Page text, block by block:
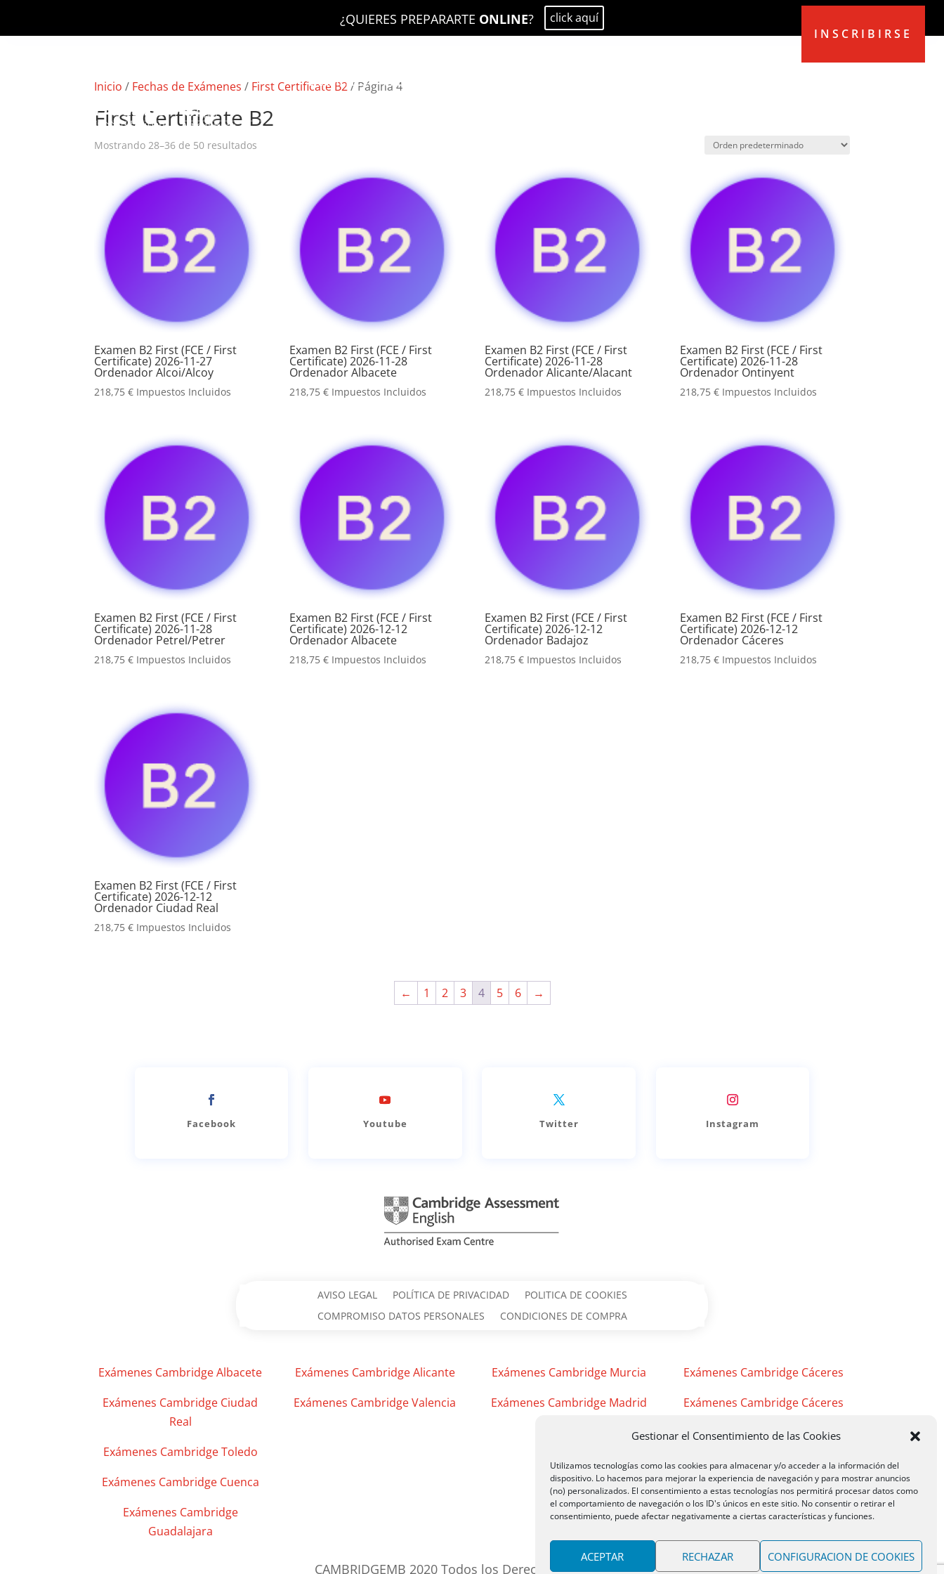
Gestionar el Consentimiento de las Cookies
Utilizamos tecnologías como las cookies para almacenar y/o acceder a la información del
dispositivo. Lo hacemos para mejorar la experiencia de navegación y para mostrar anuncios
(no) personalizados. El consentimiento a estas tecnologías nos permitirá procesar datos como
el comportamiento de navegación o los ID's únicos en este sitio. No consentir o retirar el
consentimiento, puede afectar negativamente a ciertas características y funciones.
ACEPTAR RECHAZAR CONFIGURACION DE COOKIES
¿QUIERES PREPARARTE ONLINE? click aquí
EXÁMENES PREPÁRATE
INSCRIBIRSE
Inicio / Fechas de Exámenes / First Certificate B2/ Página 4
First Certificate B2
Mostrando 28–36 de 50 resultados
Examen B2 First (FCE / First
Certificate) 2026-11-27
Ordenador Alcoi/Alcoy
218,75€ Impuestos Incluidos
Examen B2 First (FCE / First
Certificate) 2026-11-28
Ordenador Albacete
218,75€ Impuestos Incluidos
Examen B2 First (FCE / First
Certificate) 2026-11-28
Ordenador Alicante/Alacant
218,75€ Impuestos Incluidos
Examen B2 First (FCE / First
Certificate) 2026-11-28
Ordenador Ontinyent
218,75€ Impuestos Incluidos
Examen B2 First (FCE / First
Certificate) 2026-11-28
Ordenador Petrel/Petrer
218,75€ Impuestos Incluidos
Examen B2 First (FCE / First
Certificate) 2026-12-12
Ordenador Albacete
218,75€ Impuestos Incluidos
Examen B2 First (FCE / First
Certificate) 2026-12-12
Ordenador Badajoz
218,75€ Impuestos Incluidos
Examen B2 First (FCE / First
Certificate) 2026-12-12
Ordenador Cáceres
218,75€ Impuestos Incluidos
Examen B2 First (FCE / First
Certificate) 2026-12-12
Ordenador Ciudad Real
218,75€ Impuestos Incluidos
← 1 2 3 4 5 6 →
Facebook Youtube Twitter Instagram
AVISO LEGAL POLÍTICA DE PRIVACIDAD
POLITICA DE COOKIES
COMPROMISO DATOS PERSONALES
CONDICIONES DE COMPRA
Exámenes Cambridge Albacete
Exámenes Cambridge Ciudad
Real
Exámenes Cambridge Toledo
Exámenes Cambridge Cuenca
Exámenes Cambridge
Guadalajara
Exámenes Cambridge Alicante
Exámenes Cambridge Valencia
Exámenes Cambridge Murcia
Exámenes Cambridge Madrid
Exámenes Cambridge Cáceres
Exámenes Cambridge Cáceres
Exámenes Cambridge Mérida
CAMBRIDGEMB 2020 Todos los Derechos Reservados